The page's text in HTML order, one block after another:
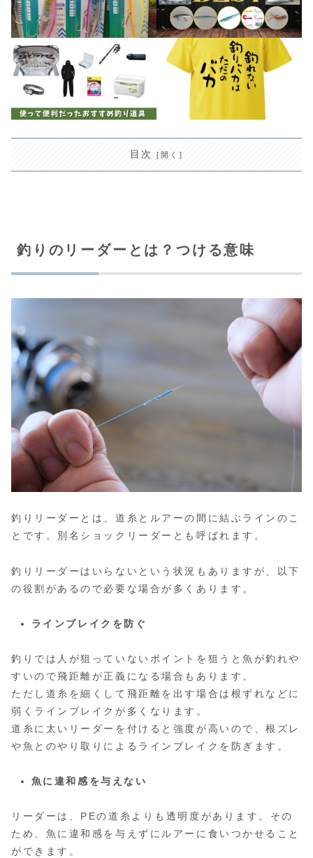
目次
釣りのリーダーとは？つける意味
釣りリーダーとは、道糸とルアーの間に結ぶラインのこ
とです。別名ショックリーダーとも呼ばれます。
釣りリーダーはいらないという状況もありますが、以下
の役割があるので必要な場合が多くあります。
ラインブレイクを防ぐ
釣りでは人が狙っていないポイントを狙うと魚が釣れや
すいので飛距離が正義になる場合もあります。
ただし道糸を細くして飛距離を出す場合は根ずれなどに
弱くラインブレイクが多くなります。
道糸に太いリーダーを付けると強度が高いので、根ズレ
や魚とのやり取りによるラインブレイクを防ぎます。
魚に違和感を与えない
リーダーは、PEの道糸よりも透明度があります。その
ため、魚に違和感を与えずにルアーに食いつかせること
ができます。